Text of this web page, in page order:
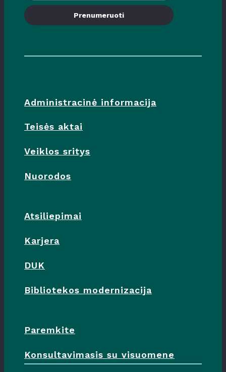
Prenumeruoti
Administracinė informacija
Teisės aktai
Veiklos sritys
Nuorodos
Atsiliepimai
Karjera
DUK
Bibliotekos modernizacija
Paremkite
Konsultavimasis su visuomene